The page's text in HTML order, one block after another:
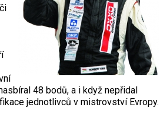
48 bodů, a i když nepřidal
jednotlivců v mistrovství Evropy.